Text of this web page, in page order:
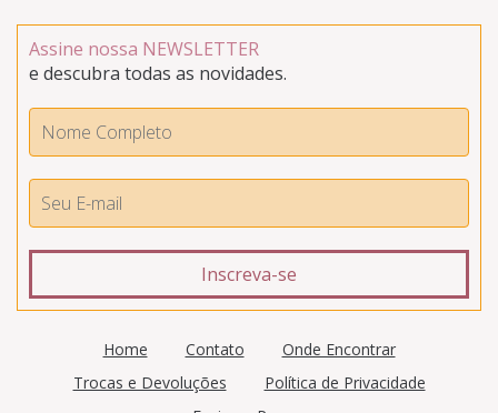
Assine nossa NEWSLETTER
e descubra todas as novidades.
Home Contato
Onde Encontrar
Trocas e Devoluções
Política de Privacidade